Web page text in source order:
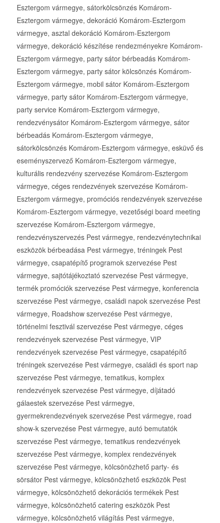
Esztergom vármegye, sátorkölcsönzés Komárom-
Esztergom vármegye, dekoráció Komárom-Esztergom
vármegye, asztal dekoráció Komárom-Esztergom
vármegye, dekoráció készítése rendezményekre Komárom-
Esztergom vármegye, party sátor bérbeadás Komárom-
Esztergom vármegye, party sátor kölcsönzés Komárom-
Esztergom vármegye, mobil sátor Komárom-Esztergom
vármegye, party sátor Komárom-Esztergom vármegye,
party service Komárom-Esztergom vármegye,
rendezvénysátor Komárom-Esztergom vármegye, sátor
bérbeadás Komárom-Esztergom vármegye,
sátorkölcsönzés Komárom-Esztergom vármegye, esküvő és
eseményszervező Komárom-Esztergom vármegye,
kulturális rendezvény szervezése Komárom-Esztergom
vármegye, céges rendezvények szervezése Komárom-
Esztergom vármegye, promóciós rendezvények szervezése
Komárom-Esztergom vármegye, vezetőségi board meeting
szervezése Komárom-Esztergom vármegye,
rendezvényszervezés Pest vármegye, rendezvénytechnikai
eszközök bérbeadása Pest vármegye, tréningek Pest
vármegye, csapatépítő programok szervezése Pest
vármegye, sajtótájékoztató szervezése Pest vármegye,
termék promóciók szervezése Pest vármegye, konferencia
szervezése Pest vármegye, családi napok szervezése Pest
vármegye, Roadshow szervezése Pest vármegye,
történelmi fesztivál szervezése Pest vármegye, céges
rendezvények szervezése Pest vármegye, VIP
rendezvények szervezése Pest vármegye, csapatépítő
tréningek szervezése Pest vármegye, családi és sport nap
szervezése Pest vármegye, tematikus, komplex
rendezvények szervezése Pest vármegye, díjátadó
gálaestek szervezése Pest vármegye,
gyermekrendezvények szervezése Pest vármegye, road
show-k szervezése Pest vármegye, autó bemutatók
szervezése Pest vármegye, tematikus rendezvények
szervezése Pest vármegye, komplex rendezvények
szervezése Pest vármegye, kölcsönözhető party- és
sörsátor Pest vármegye, kölcsönözhető eszközök Pest
vármegye, kölcsönözhető dekorációs termékek Pest
vármegye, kölcsönözhető catering eszközök Pest
vármegye, kölcsönözhető világítás Pest vármegye,